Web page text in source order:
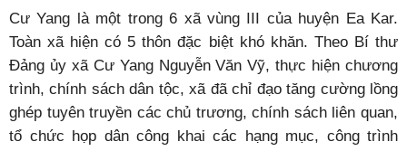
Cư Yang là một trong 6 xã vùng III của huyện Ea Kar.
Toàn xã hiện có 5 thôn đặc biệt khó khăn. Theo Bí thư
Đảng ủy xã Cư Yang Nguyễn Văn Vỹ, thực hiện chương
trình, chính sách dân tộc, xã đã chỉ đạo tăng cường lồng
ghép tuyên truyền các chủ trương, chính sách liên quan,
tổ chức họp dân công khai các hạng mục, công trình